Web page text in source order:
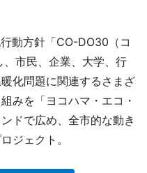
動方針「CO-DO30（コ
市民、企業、大学、行
化問題に関連するさまざ
みを「ヨコハマ・エコ・
ドで広め、全市的な動き
ジェクト。